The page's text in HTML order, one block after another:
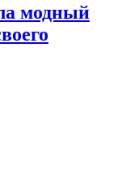
модный